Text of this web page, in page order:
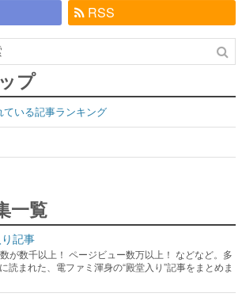
RSS
プ
いる記事ランキング
一覧
記事
が数千以上！ ページビュー数万以上！ などなど。多
読まれた、電ファミ渾身の“殿堂入り”記事をまとめま